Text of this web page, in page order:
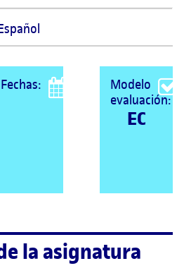
Fechas:
Modelo
evaluación:
EC
la asignatura